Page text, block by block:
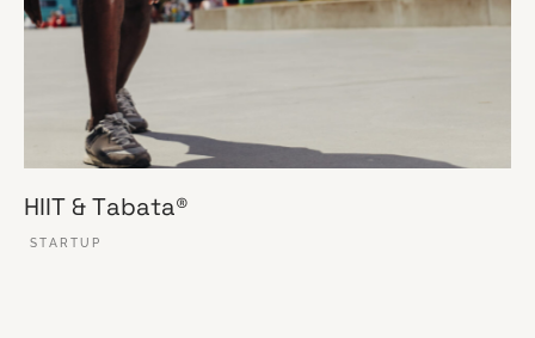
HIIT & Tabata®
STARTUP